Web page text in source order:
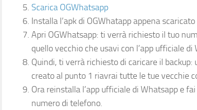
Scarica OGWhatsapp
Installa l’apk di OGWhatapp appena scaricato
Apri OGWhatsapp: ti verrà richiesto il tuo
quello vecchio che usavi con l’app ufficiale di
Quindi, ti verrà richiesto di caricare il
creato al punto 1 riavrai tutte le tue vecchie
Ora reinstalla l’app ufficiale di Whatsapp e
numero di telefono.